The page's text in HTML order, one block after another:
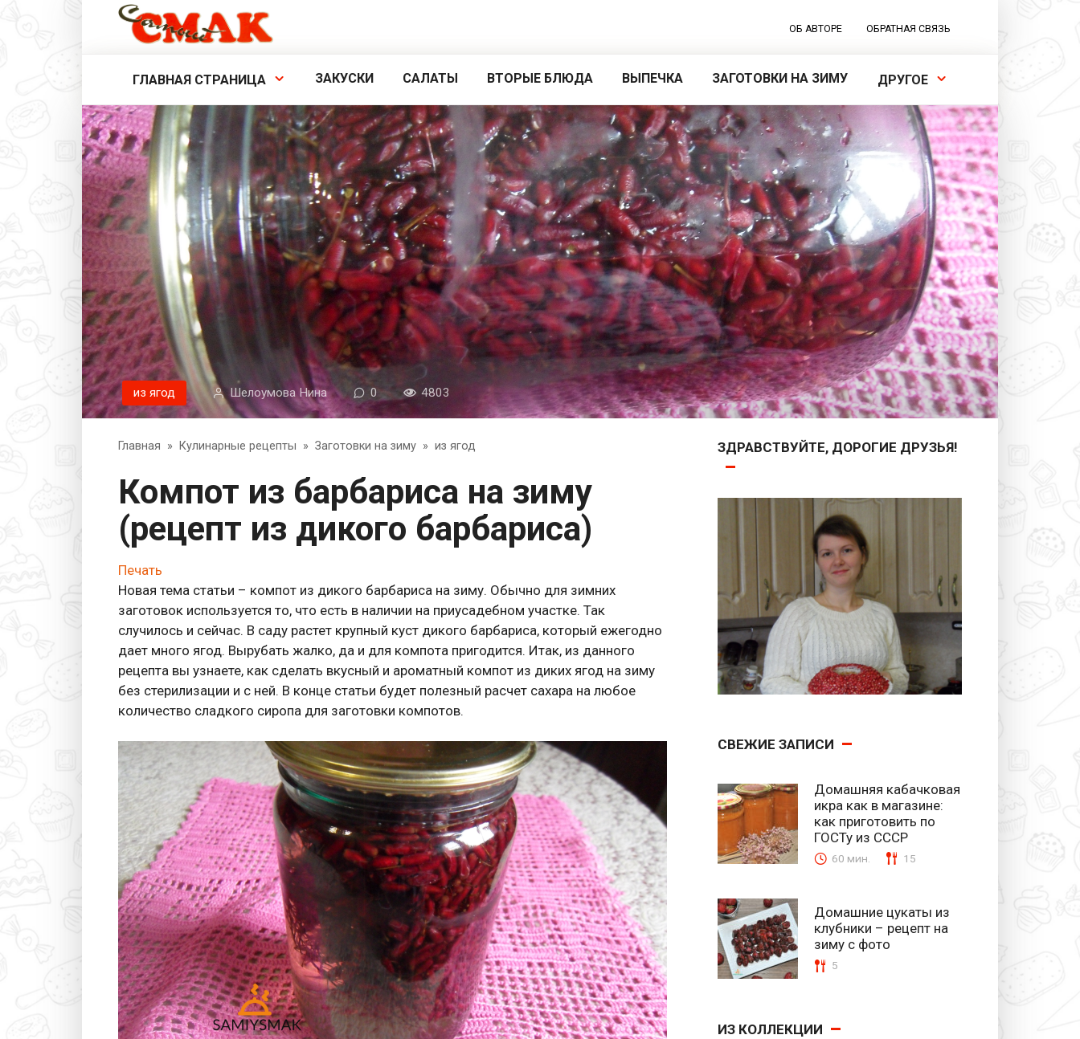
ОБ АВТОРЕ ОБРАТНАЯ СВЯЗЬ
ГЛАВНАЯ СТРАНИЦА ЗАКУСКИ САЛАТЫ ВТОРЫЕ БЛЮДА ВЫПЕЧКА ЗАГОТОВКИ НА ЗИМУ ДРУГОЕ
из ягод Шелоумова Нина 0 4803
Главная » Кулинарные рецепты » Заготовки на зиму » из ягод
Компот из барбариса на зиму
(рецепт из дикого барбариса)
Печать
Новая тема статьи – компот из дикого барбариса на зиму. Обычно для зимних
заготовок используется то, что есть в наличии на приусадебном участке. Так
случилось и сейчас. В саду растет крупный куст дикого барбариса, который ежегодно
дает много ягод. Вырубать жалко, да и для компота пригодится. Итак, из данного
рецепта вы узнаете, как сделать вкусный и ароматный компот из диких ягод на зиму
без стерилизации и с ней. В конце статьи будет полезный расчет сахара на любое
количество сладкого сиропа для заготовки компотов.
ЗДРАВСТВУЙТЕ, ДОРОГИЕ ДРУЗЬЯ!
СВЕЖИЕ ЗАПИСИ
Домашняя кабачковая
икра как в магазине:
как приготовить по
ГОСТу из СССР
60 мин. 15
Домашние цукаты из
клубники – рецепт на
зиму с фото
5
ИЗ КОЛЛЕКЦИИ